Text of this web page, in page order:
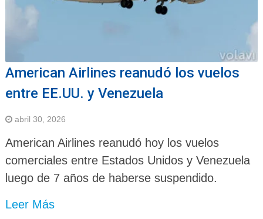
American Airlines reanudó los vuelos
entre EE.UU. y Venezuela
abril 30, 2026
American Airlines reanudó hoy los vuelos
comerciales entre Estados Unidos y Venezuela
luego de 7 años de haberse suspendido.
Leer Más